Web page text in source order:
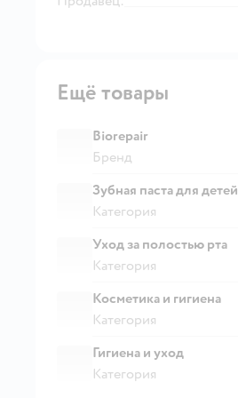
Ещё товары
Biorepair
Бренд
Зубная паста для детей
Категория
Уход за полостью рта
Категория
Косметика и гигиена
Категория
Гигиена и уход
Категория